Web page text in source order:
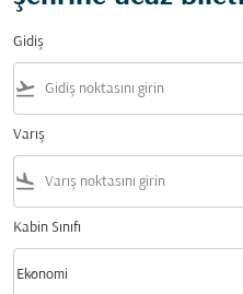
Gidiş
flight_takeoff
Varış
flight_land
Kabin Sınıfı
Kabin Sınıfı option Ekonomi Selected
Ekonomi
keyboard_arrow_down